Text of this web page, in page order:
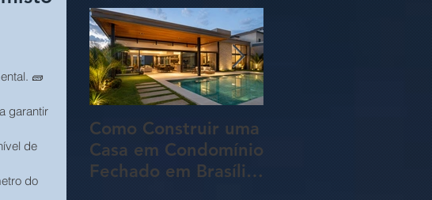
🧱
garantir
de
do
Como Construir uma
Casa em Condomínio
Fechado em Brasília: